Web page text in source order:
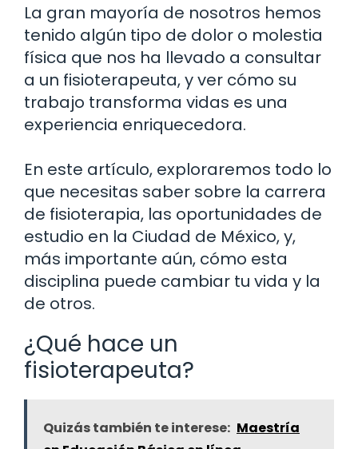
La gran mayoría de nosotros hemos
tenido algún tipo de dolor o molestia
física que nos ha llevado a consultar
a un fisioterapeuta, y ver cómo su
trabajo transforma vidas es una
experiencia enriquecedora.
En este artículo, exploraremos todo lo
que necesitas saber sobre la carrera
de fisioterapia, las oportunidades de
estudio en la Ciudad de México, y,
más importante aún, cómo esta
disciplina puede cambiar tu vida y la
de otros.
¿Qué hace un
fisioterapeuta?
Quizás también te interese: Maestría